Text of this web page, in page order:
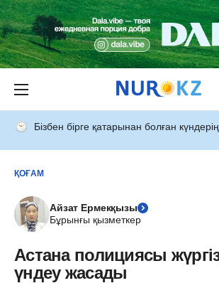
Бізбен бірге қатарынан болған
ҚОҒАМ
Айзат Ермекқызы
Бұрынғы қызметкер
Астана полициясы
үндеу жасады